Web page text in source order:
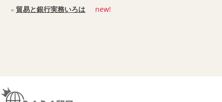
貿易と銀行実務いろは new!